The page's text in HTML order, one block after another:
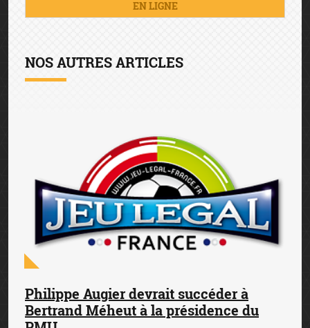
EN LIGNE
NOS AUTRES ARTICLES
Philippe Augier devrait succéder à
Bertrand Méheut à la présidence du